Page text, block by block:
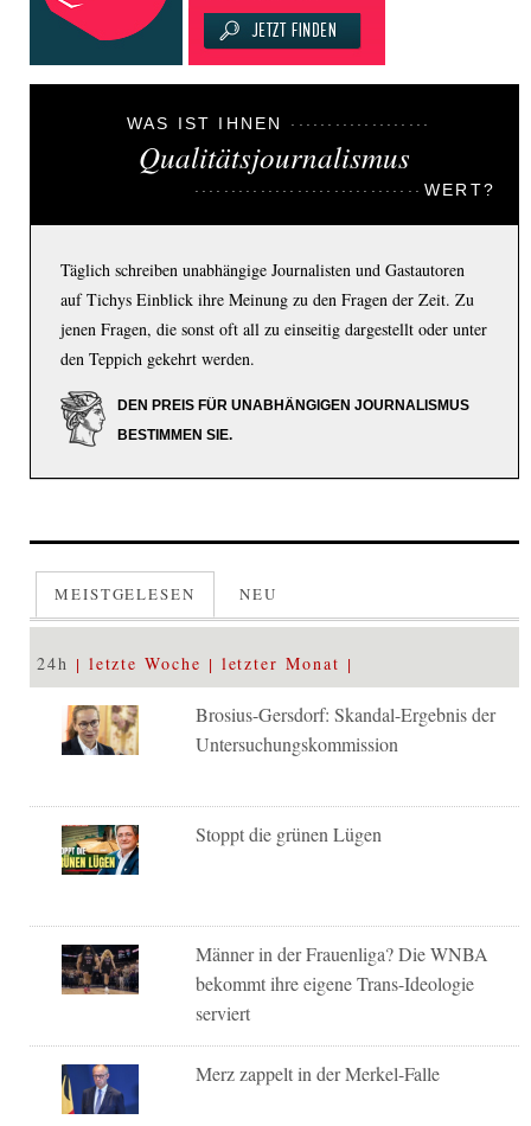
WAS IST IHNEN
Qualitätsjournalismus
WERT?
Täglich schreiben unabhängige Journalisten und Gastautoren
auf Tichys Einblick ihre Meinung zu den Fragen der Zeit. Zu
jenen Fragen, die sonst oft all zu einseitig dargestellt oder unter
den Teppich gekehrt werden.
DEN PREIS FÜR UNABHÄNGIGEN JOURNALISMUS
BESTIMMEN SIE.
MEISTGELESEN NEU
24h letzte Woche letzter Monat
Brosius-Gersdorf: Skandal-Ergebnis der
Untersuchungskommission
Stoppt die grünen Lügen
Männer in der Frauenliga? Die WNBA
bekommt ihre eigene Trans-Ideologie
serviert
Merz zappelt in der Merkel-Falle